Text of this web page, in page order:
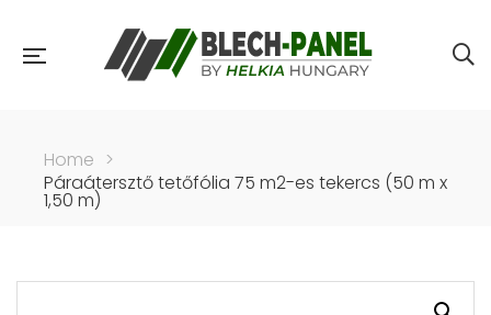
Home >
Páraátersztő tetőfólia 75 m2-es tekercs (50 m x
1,50 m)